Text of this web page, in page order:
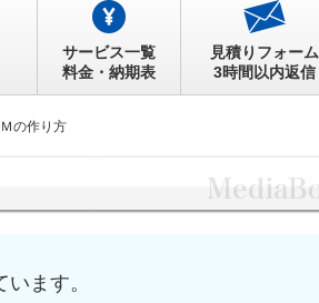
の作り方
ます。
サービス一覧
料金・納期表
見積りフォーム
3時間以内返信